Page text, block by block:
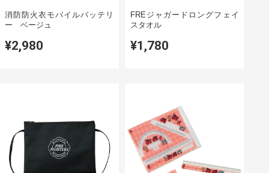
消防防火衣モバイルバッテリ
ー ベージュ
¥2,980
FREジャガードロングフェイ
スタオル
¥1,780